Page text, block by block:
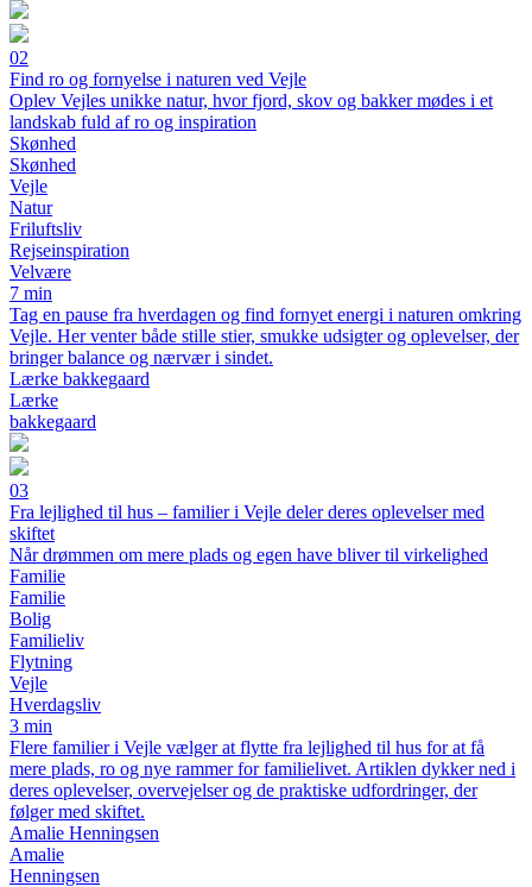
02
Find ro og fornyelse i naturen ved Vejle
Oplev Vejles unikke natur, hvor fjord, skov og bakker mødes i et
landskab fuld af ro og inspiration
Skønhed
Skønhed
Vejle
Natur
Friluftsliv
Rejseinspiration
Velvære
7 min
Tag en pause fra hverdagen og find fornyet energi i naturen omkring
Vejle. Her venter både stille stier, smukke udsigter og oplevelser, der
bringer balance og nærvær i sindet.
Lærke bakkegaard
Lærke
bakkegaard
03
Fra lejlighed til hus – familier i Vejle deler deres oplevelser med
skiftet
Når drømmen om mere plads og egen have bliver til virkelighed
Familie
Familie
Bolig
Familieliv
Flytning
Vejle
Hverdagsliv
3 min
Flere familier i Vejle vælger at flytte fra lejlighed til hus for at få
mere plads, ro og nye rammer for familielivet. Artiklen dykker ned i
deres oplevelser, overvejelser og de praktiske udfordringer, der
følger med skiftet.
Amalie Henningsen
Amalie
Henningsen